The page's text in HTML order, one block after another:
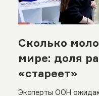
Сколько
мире: доля
«стареет»
Эксперты ООН